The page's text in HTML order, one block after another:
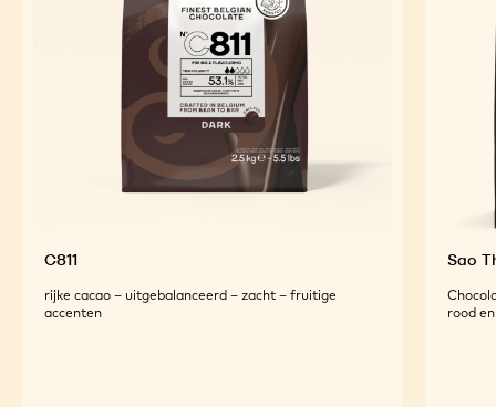
C811
rijke cacao – uitgebalanceerd – zacht – fruitige
accenten
Sao
rood